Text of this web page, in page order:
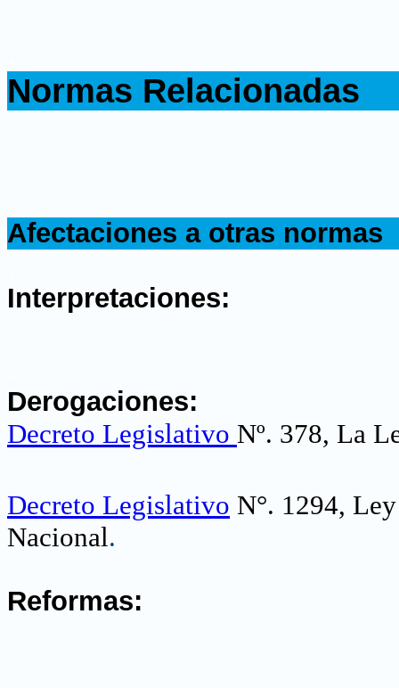
Normas Relacionadas
Afectaciones a otras normas
Interpretaciones:
Derogaciones:
Decreto Legislativo Nº. 378, La
Decreto Legislativo N°. 1294,
Nacional.
Reformas: